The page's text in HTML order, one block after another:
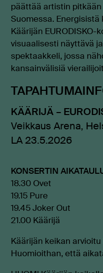
päättää artistin
Suomessa.
Käärijän
visuaalisesti näyttävä
spektaakkeli, jossa
kansainvälisiä
KÄÄRIJÄ –
Veikkaus Arena,
LA 23.5.2026
KONSERTIN
18.30 Ovet
19.15 Pure
19.45 Joker Out
21.00 Käärijä
Käärijän keikan
Huomioithan, että